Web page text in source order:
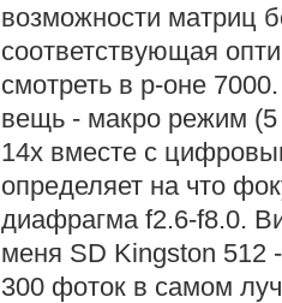
возможности матриц
соответствующая
смотреть в р-оне
вещь - макро режим
14x вместе с
определяет на что
диафрагма f2.6-f8.0.
меня SD Kingston 512
300 фоток в самом